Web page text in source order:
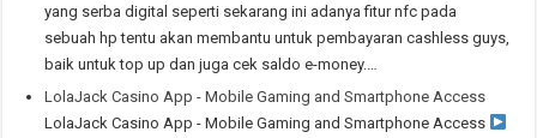
yang serba digital seperti sekarang ini adanya fitur nfc pada
sebuah hp tentu akan membantu untuk pembayaran cashless guys,
baik untuk top up dan juga cek saldo e-money.…
LolaJack Casino App - Mobile Gaming and Smartphone Access
LolaJack Casino App - Mobile Gaming and Smartphone Access